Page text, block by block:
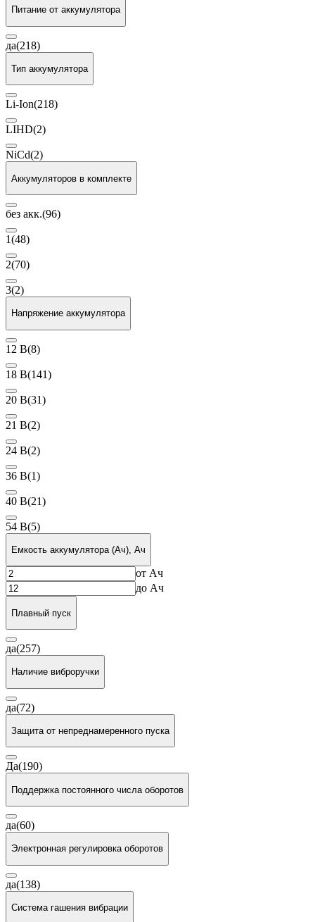
Питание от аккумулятора
да(218)
Тип аккумулятора
Li-Ion(218)
LIHD(2)
NiCd(2)
Аккумуляторов в комплекте
без акк.(96)
1(48)
2(70)
3(2)
Напряжение аккумулятора
12 В(8)
18 В(141)
20 В(31)
21 В(2)
24 В(2)
36 В(1)
40 В(21)
54 В(5)
Емкость аккумулятора (Ач), Ач
от Ач
до Ач
Плавный пуск
да(257)
Наличие виброручки
да(72)
Защита от непреднамеренного пуска
Да(190)
Поддержка постоянного числа оборотов
да(60)
Электронная регулировка оборотов
да(138)
Система гашения вибрации